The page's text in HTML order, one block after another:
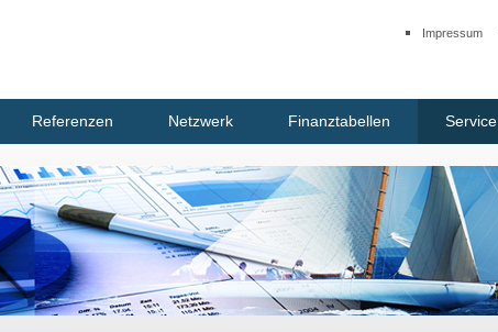
Impressum
Referenzen Netzwerk Finanztabellen Service